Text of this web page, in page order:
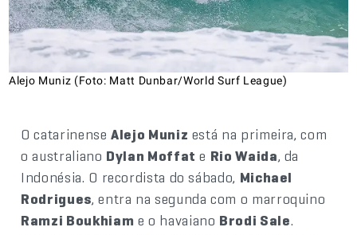
Alejo Muniz (Foto: Matt Dunbar/World Surf League)
O catarinenseAlejo Muniz está na primeira, com
o australiano Dylan Moffat e Rio Waida, da
Indonésia. O recordista do sábado, Michael
Rodrigues, entra na segunda com o marroquino
Ramzi Boukhiam e o havaiano Brodi Sale.